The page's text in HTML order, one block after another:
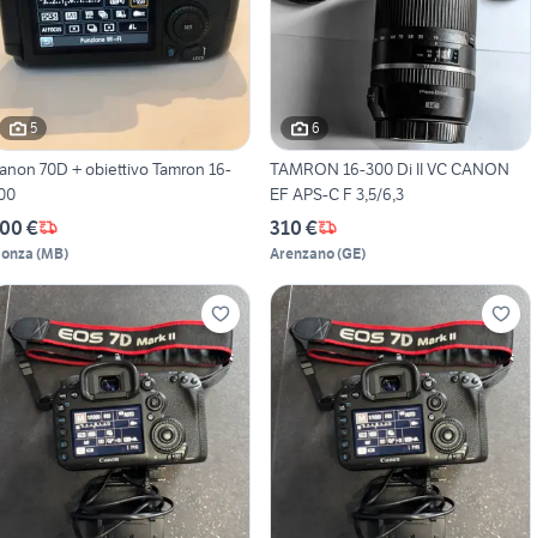
5
70D + obiettivo Tamron 16-
€
(MB)
6
TAMRON 16-300 Di II VC CANON
EF APS-C F 3,5/6,3
310 €
Arenzano(GE)